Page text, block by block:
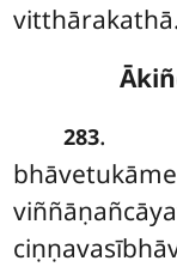
vitthārakathā.
283.